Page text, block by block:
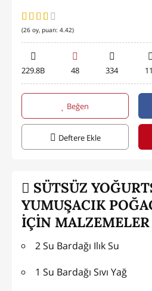
(26 oy, puan: 4.42)
229.8B 48 334
Beğen
Deftere Ekle
SÜTSÜZ
YUMUŞACIK
İÇİN MALZEMELER
2 Su Bardağı Ilık Su
1 Su Bardağı Sıvı Yağ